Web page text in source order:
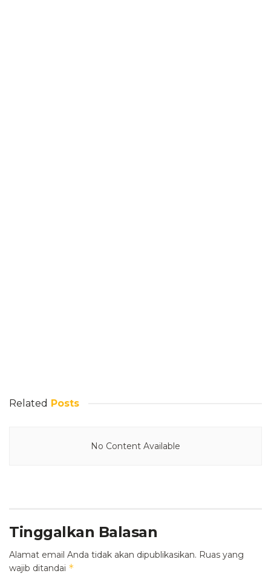
Related Posts
No Content Available
Tinggalkan Balasan
Alamat email Anda tidak akan dipublikasikan. Ruas yang
wajib ditandai *